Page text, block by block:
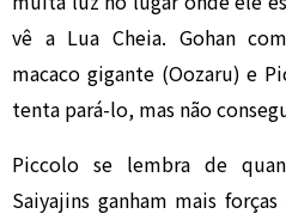
vê a Lua Cheia. Gohan
macaco gigante (Oozaru) e
tenta pará-lo, mas não
Piccolo se lembra de
Saiyajins ganham mais